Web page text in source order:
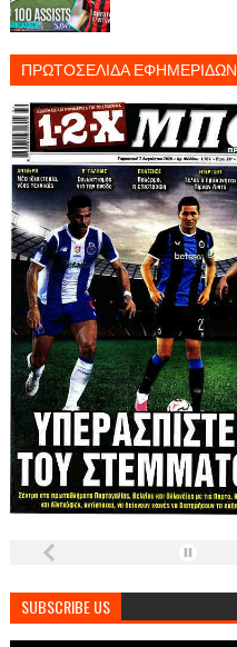
ΠΡΩΤΟΣΕΛΙΔΑ ΕΦΗΜΕΡΙΔΩΝ
SUBSCRIBE US